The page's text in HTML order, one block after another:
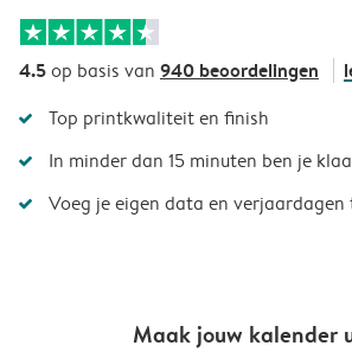
4.5op basis van 940 beoordelingen
Top printkwaliteit en finish
In minder dan 15 minuten ben je
Voeg je eigen data en verjaardagen
Maak jouw kalender